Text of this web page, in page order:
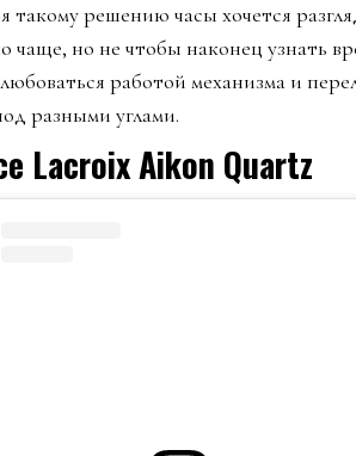
такому решению часы хочется
чаще, но не чтобы наконец узнать
работой механизма и
разными углами.
Lacroix Aikon Quartz